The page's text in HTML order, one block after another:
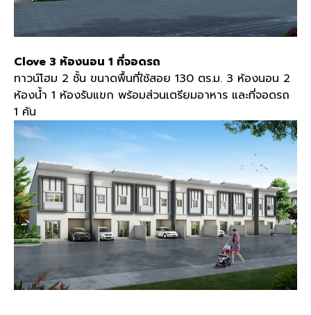
Clove 3 ห้องนอน 1 ที่จอดรถ
ทาวน์โฮม 2 ชั้น ขนาดพื้นที่ใช้สอย 130 ตร.ม. 3 ห้องนอน 2
ห้องน้ำ 1 ห้องรับแขก พร้อมส่วนเตรียมอาหาร และที่จอดรถ
1 คัน